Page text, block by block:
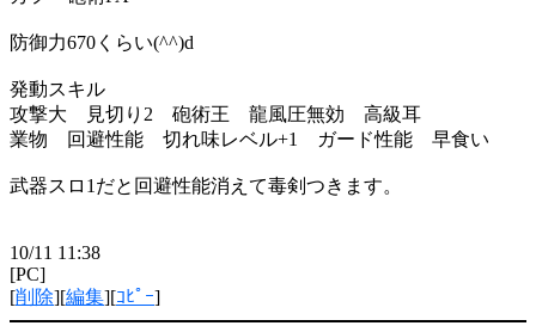
防御力670くらい(^^)d
発動スキル
攻撃大 見切り2 砲術王 龍風圧無効 高級耳
業物 回避性能 切れ味レベル+1 ガード性能 早食い
武器スロ1だと回避性能消えて毒剣つきます。
10/11 11:38
[PC]
[削除][編集][ｺﾋﾟｰ]